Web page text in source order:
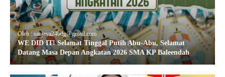
Oleh : sanjaya24bdg@gmail.com
WE DID IT! Selamat Tinggal Putih Abu-Abu, Selamat
Datang Masa Depan Angkatan 2026 SMA KP Baleendah